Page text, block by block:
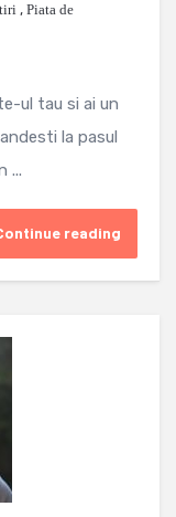
, Piata de
ul tau si ai un
la pasul
...
reading